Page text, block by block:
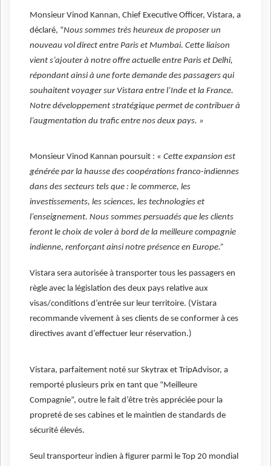
Monsieur Vinod Kannan, Chief Executive Officer, Vistara, a
déclaré, “Nous sommes très heureux de proposer un
nouveau vol direct entre Paris et Mumbai. Cette liaison
vient s’ajouter à notre offre actuelle entre Paris et Delhi,
répondant ainsi à une forte demande des passagers qui
souhaitent voyager sur Vistara entre l’Inde et la France.
Notre développement stratégique permet de contribuer à
l’augmentation du trafic entre nos deux pays. »
Monsieur Vinod Kannan poursuit : « Cette expansion est
générée par la hausse des coopérations franco-indiennes
dans des secteurs tels que : le commerce, les
investissements, les sciences, les technologies et
l’enseignement. Nous sommes persuadés que les clients
feront le choix de voler à bord de la meilleure compagnie
indienne, renforçant ainsi notre présence en Europe.”
Vistara sera autorisée à transporter tous les passagers en
règle avec la législation des deux pays relative aux
visas/conditions d’entrée sur leur territoire. (Vistara
recommande vivement à ses clients de se conformer à ces
directives avant d’effectuer leur réservation.)
Vistara, parfaitement noté sur Skytrax et TripAdvisor, a
remporté plusieurs prix en tant que “Meilleure
Compagnie”, outre le fait d’être très appréciée pour la
propreté de ses cabines et le maintien de standards de
sécurité élevés.
Seul transporteur indien à figurer parmi le Top 20 mondial